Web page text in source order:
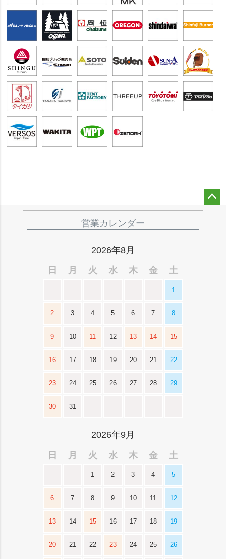
営業カレンダー
2026年8月
日
月 火 水 木 金 土
1
2 3 4 5 6 7 8
9 10 11 12 13 14 15
16 17 18 19 20 21 22
23 24 25 26 27 28 29
30 31
2026年9月
日
月 火 水 木 金 土
1 2 3 4 5
6 7 8 9 10 11 12
13 14 15 16 17 18 19
20 21 22 23 24 25 26